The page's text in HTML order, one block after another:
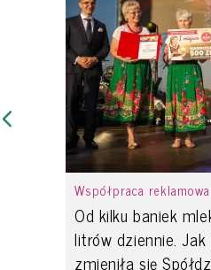
Współpraca reklamowa
Od kilku baniek
litrów dziennie.
zmieniła się